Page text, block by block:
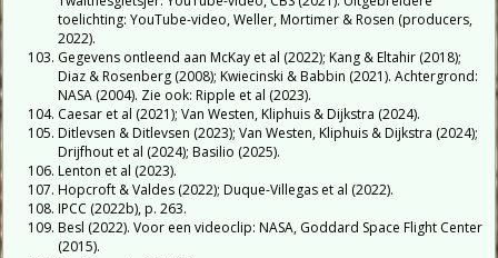
toelichting: YouTube-video, Weller, Mortimer & Rosen (producers,
2022).
Gegevens ontleend aan McKay et al (2022); Kang & Eltahir (2018);
Diaz & Rosenberg (2008); Kwiecinski & Babbin (2021). Achtergrond:
NASA (2004). Zie ook: Ripple et al (2023).
Caesar et al (2021); Van Westen, Kliphuis & Dijkstra (2024).
Ditlevsen & Ditlevsen (2023); Van Westen, Kliphuis & Dijkstra (2024);
Drijfhout et al (2024); Basilio (2025).
Lenton et al (2023).
Hopcroft & Valdes (2022); Duque-Villegas et al (2022).
IPCC (2022b), p. 263.
Besl (2022). Voor een videoclip: NASA, Goddard Space Flight Center
(2015).